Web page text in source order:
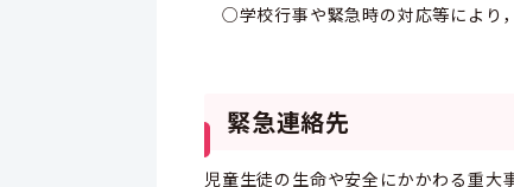
○学校行事や緊急時の対応等により
緊急連絡先
児童生徒の生命や安全にかかわる重